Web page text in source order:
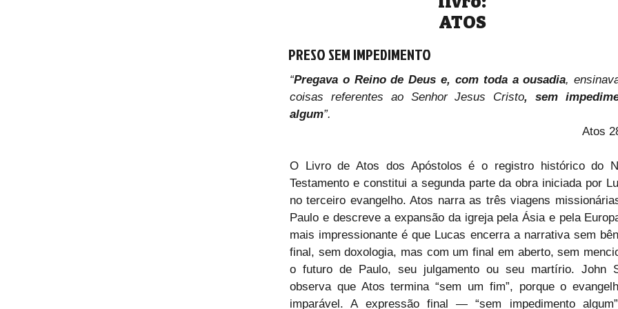
ATOS
PRESO SEM IMPEDIMENTO
“Pregava o Reino de Deus e, com toda a ousadia,
coisas referentes ao Senhor Jesus Cristo, sem
algum”.
Atos
O Livro de Atos dos Apóstolos é o registro histórico do
Testamento e constitui a segunda parte da obra iniciada por
no terceiro evangelho. Atos narra as três viagens
Paulo e descreve a expansão da igreja pela Ásia e pela
mais impressionante é que Lucas encerra a narrativa sem
final, sem doxologia, mas com um final em aberto, sem
o futuro de Paulo, seu julgamento ou seu martírio. John
observa que Atos termina “sem um fim”, porque o
imparável. A expressão final — “sem impedimento